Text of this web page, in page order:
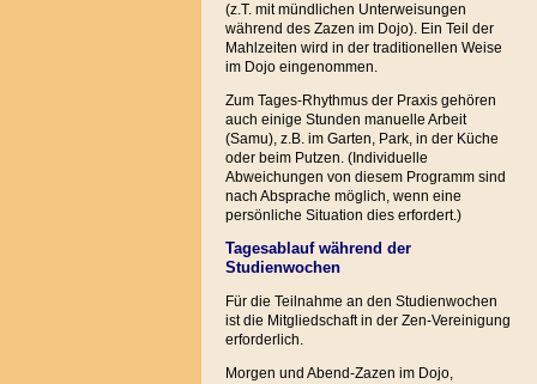
(z.T. mit mündlichen Unterweisungen
während des Zazen im Dojo). Ein Teil der
Mahlzeiten wird in der traditionellen Weise
im Dojo eingenommen.
Zum Tages-Rhythmus der Praxis gehören
auch einige Stunden manuelle Arbeit
(Samu), z.B. im Garten, Park, in der Küche
oder beim Putzen. (Individuelle
Abweichungen von diesem Programm sind
nach Absprache möglich, wenn eine
persönliche Situation dies erfordert.)
Tagesablauf während der
Studienwochen
Für die Teilnahme an den Studienwochen
ist die Mitgliedschaft in der Zen-Vereinigung
erforderlich.
Morgen und Abend-Zazen im Dojo,